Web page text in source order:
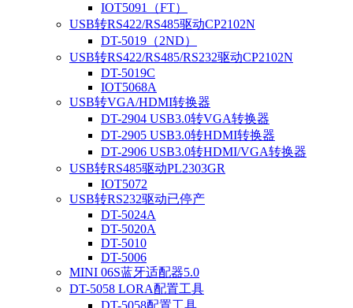
IOT5091（FT）
USB转RS422/RS485驱动CP2102N
DT-5019（2ND）
USB转RS422/RS485/RS232驱动CP2102N
DT-5019C
IOT5068A
USB转VGA/HDMI转换器
DT-2904 USB3.0转VGA转换器
DT-2905 USB3.0转HDMI转换器
DT-2906 USB3.0转HDMI/VGA转换器
USB转RS485驱动PL2303GR
IOT5072
USB转RS232驱动已停产
DT-5024A
DT-5020A
DT-5010
DT-5006
MINI 06S蓝牙适配器5.0
DT-5058 LORA配置工具
DT-5058配置工具